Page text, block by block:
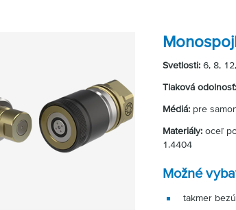
Svetlosti: 6, 8,
Tlaková odolnosť:
Médiá: pre
Materiály: oceľ
1.4404
Možné
takmer